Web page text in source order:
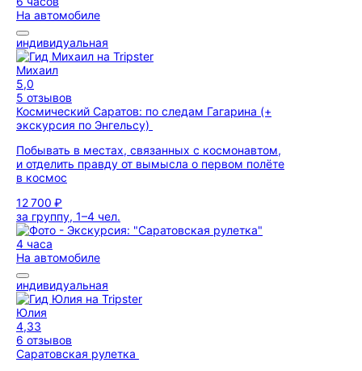
На автомобиле
индивидуальная
Михаил
5,0
5 отзывов
Космический Саратов: по следам Гагарина (+
экскурсия по Энгельсу)
Побывать в местах, связанных с космонавтом,
и отделить правду от вымысла о первом полёте
в космос
12 700 ₽
за группу, 1–4 чел.
4 часа
На автомобиле
индивидуальная
Юлия
4,33
6 отзывов
Саратовская рулетка